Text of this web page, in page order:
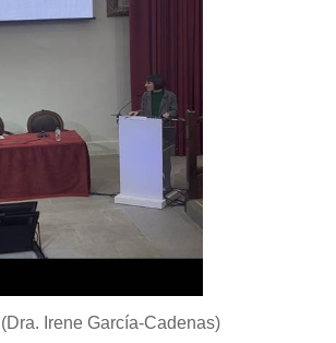
Irene García-Cadenas)